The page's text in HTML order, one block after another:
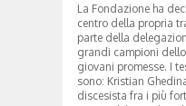
La Fondazione ha
centro della propria
parte della
grandi campioni
giovani promesse. I
sono: Kristian
discesista fra i più